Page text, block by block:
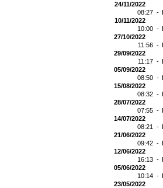
24/11/2022
08:27 -
10/11/2022
10:00 -
27/10/2022
11:56 -
29/09/2022
11:17 -
05/09/2022
08:50 -
15/08/2022
08:32 -
28/07/2022
07:55 -
14/07/2022
08:21 -
21/06/2022
09:42 -
12/06/2022
16:13 -
05/06/2022
10:14 -
23/05/2022